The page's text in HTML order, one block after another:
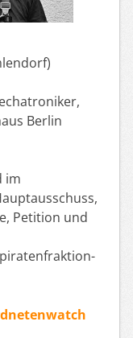
Berlin
im
Petition und